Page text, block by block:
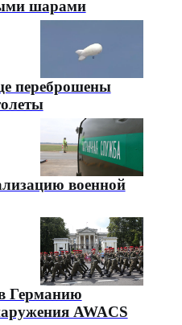
шарами
переброшены
военной
Германию
AWACS